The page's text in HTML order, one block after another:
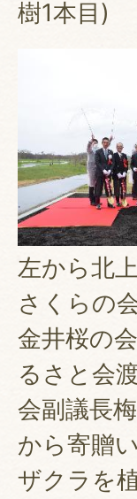
樹1本目)
左から北
さくらの
金井桜の
るさと会
会副議長
から寄贈
ザクラを